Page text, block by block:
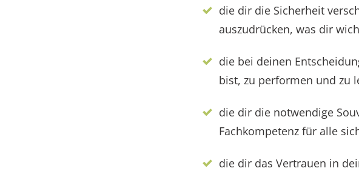
die dir die Sicherheit
auszudrücken, was dir
die bei deinen
bist, zu performen und zu
die dir die notwendige
Fachkompetenz für alle
die dir das Vertrauen in